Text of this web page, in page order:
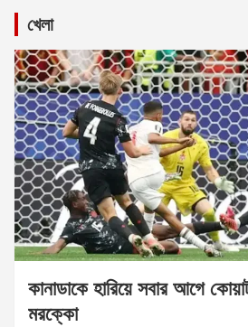
খেলা
কানাডাকে হারিয়ে সবার আগে
মরক্কো